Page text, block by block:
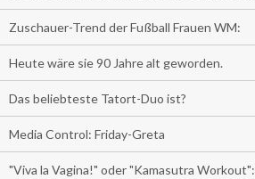
Zuschauer-Trend der Fußball Frauen WM:
Heute wäre sie 90 Jahre alt geworden.
Das beliebteste Tatort-Duo ist?
Media Control: Friday-Greta
"Viva la Vagina!" oder "Kamasutra Workout":